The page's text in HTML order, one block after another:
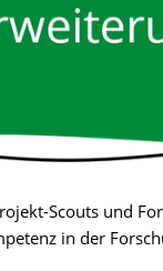
Scouts und
in der